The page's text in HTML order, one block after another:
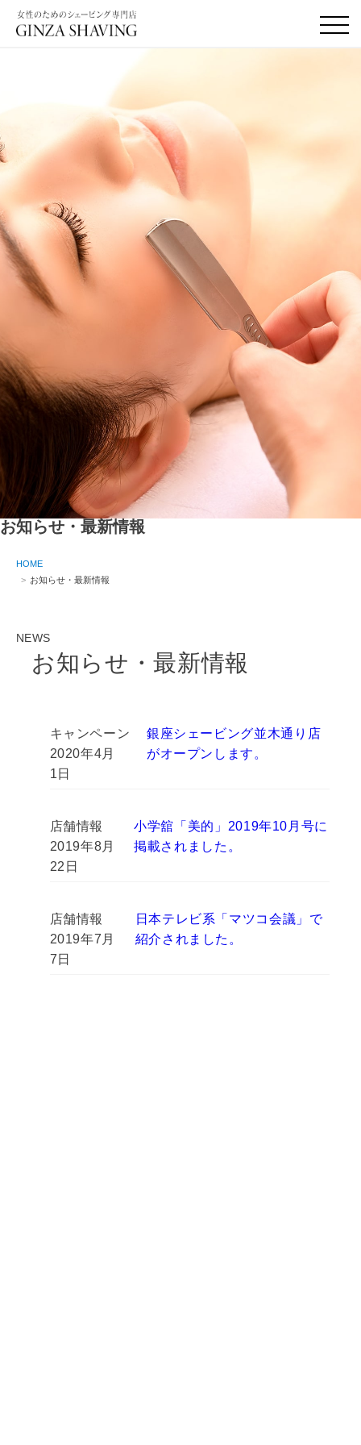
お知らせ・最新情報
HOME
お知らせ・最新情報
NEWS
お知らせ・最新情報
キャンペーン
2020年4月
1日
銀座シェービング並木通り店
がオープンします。
店舗情報
2019年8月
22日
小学舘「美的」2019年10月号に
掲載されました。
店舗情報
2019年7月
7日
日本テレビ系「マツコ会議」で
紹介されました。